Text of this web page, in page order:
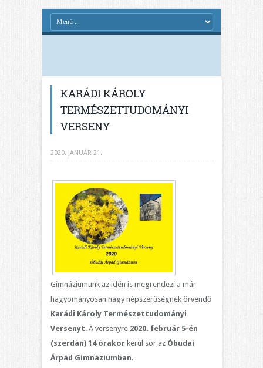
KARÁDI KÁROLY
TERMÉSZETTUDOMÁNYI
VERSENY
2020. JANUÁR 21.
Gimnáziumunk az idén is megrendezi a már
hagyományosan nagy népszerűségnek örvendő
Karádi Károly Természettudományi
Versenyt. A versenyre 2020. február 5-én
(szerdán) 14 órakorkerül sor az Óbudai
Árpád Gimnáziumban.